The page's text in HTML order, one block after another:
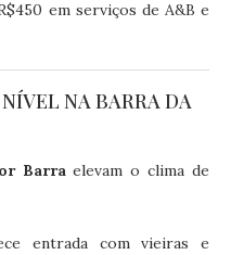
em serviços de A&B e
NA BARRA DA
Barraelevam o clima de
entrada com vieiras e